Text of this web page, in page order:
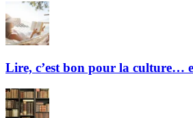
Lire, c’est bon pour la culture…